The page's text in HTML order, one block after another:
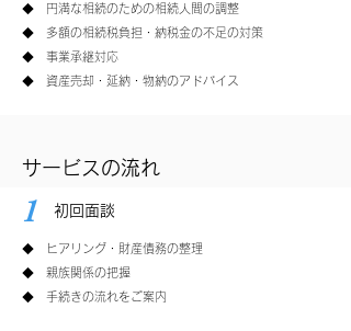
◆ 円満な相続のための相続人間の調整
◆ 多額の相続税負担・納税金の不足の対策
​◆ 事業承継対応
◆ 資産売却・延納・物納のアドバイス
サービスの流れ
1 初回面談
◆ ヒアリング・財産債務の整理
​◆ 親族関係の把握
◆ 手続きの流れをご案内